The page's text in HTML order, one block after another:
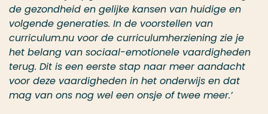
de gezondheid en gelijke kansen van huidige en
volgende generaties. In de voorstellen van
curriculum.nu voor de curriculumherziening zie je
het belang van sociaal-emotionele vaardigheden
terug. Dit is een eerste stap naar meer aandacht
voor deze vaardigheden in het onderwijs en dat
mag van ons nog wel een onsje of twee meer.’